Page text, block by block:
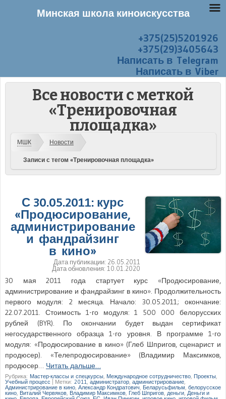
+375(25)5201926
+375(29)3405643
Написать в Telegram
Написать в Viber
Все новости с меткой
«Тренировочная
площадка»
МШК Новости
Записи с тегом «Тренировочная площадка»
С 30.05.2011: курс
«Продюсирование,
администрирование
и фандрайзинг
в кино»
Дата публикации: 26.05.2011
Дата обновления: 10.01.2020
30 мая 2011 года стартует курс «Продюсирование,
администрирование и фандрайзинг в кино». Продолжительность
первого модуля: 2 месяца. Начало: 30.05.2011; окончание:
22.07.2011. Стоимость 1-го модуля: 1 500 000 белорусских
рублей (BYR). По окончании будет выдан сертификат
негосударственного образца 1-го уровня. В программе 1-го
модуля: «Продюсирование в кино» (Глеб Шпригов, сценарист и
продюсер). «Телепродюсирование» (Владимир Максимков,
продюсер… Читать дальше…
Рубрика: Мастер-классы и спецкурсы Международное сотрудничество Проекты
Учебный процесс Метки: 2011 , администратор, администрирование
Администрирование в кино Александр Кондратович Беларусьфильм белорусское
кино Виталий Червяков Владимир Максимков Глеб Шпригов деньги, Деньги и
Минская школа киноискусства